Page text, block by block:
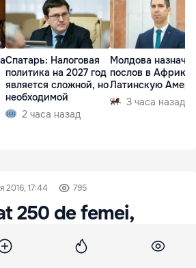
Спатарь: Налоговая
политика на 2027 год
является сложной, но
необходимой
2 часа назад
Молдова
послов в Африку
Латинскую
3 часа назад
2016, 17:44 795
250 de femei,
opus sclaviei